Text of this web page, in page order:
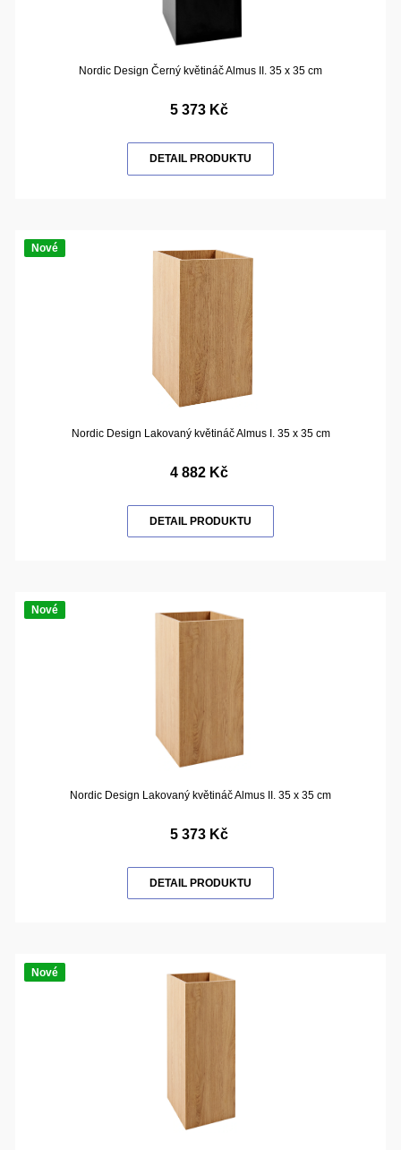
Nordic Design Černý květináč Almus II. 35 x 35 cm
5 373 Kč
DETAIL PRODUKTU
Nové
Nordic Design Lakovaný květináč Almus I. 35 x 35 cm
4 882 Kč
DETAIL PRODUKTU
Nové
Nordic Design Lakovaný květináč Almus II. 35 x 35 cm
5 373 Kč
DETAIL PRODUKTU
Nové